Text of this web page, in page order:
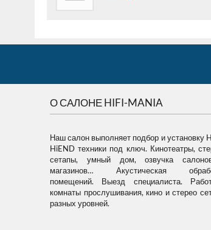
О САЛОНЕ HIFI-MANIA
Наш салон выполняет подбор и установку
HiEND техники под ключ. Кинотеатры,
сетапы, умный дом, озвучка
магазинов… Акустическая
помещений. Выезд специалиста.
комнаты прослушивания, кино и стерео
разных уровней.